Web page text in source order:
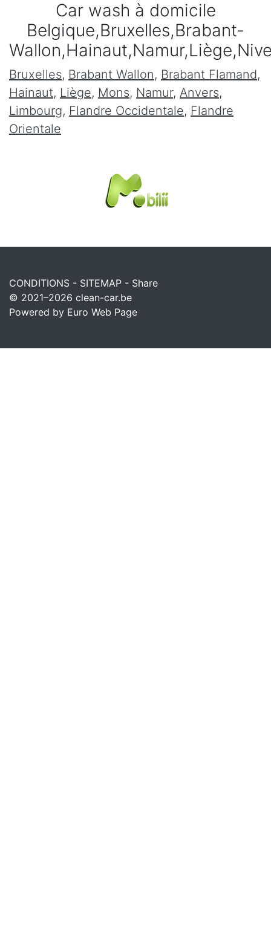
Car wash à domicile
Belgique,Bruxelles,Brabant-
Bruxelles, Brabant Wallon, Brabant Flamand,
Hainaut, Liège, Mons, Namur, Anvers,
Limbourg, Flandre Occidentale, Flandre
Orientale
CONDITIONS - SITEMAP - Share
© 2021–2026 clean-car.be
Powered by Euro Web Page